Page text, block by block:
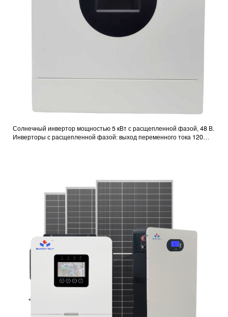
Солнечный инвертор мощностью 5 кВт с расщепленной фазой, 48 В.
Инверторы с расщепленной фазой: выход переменного тока 120